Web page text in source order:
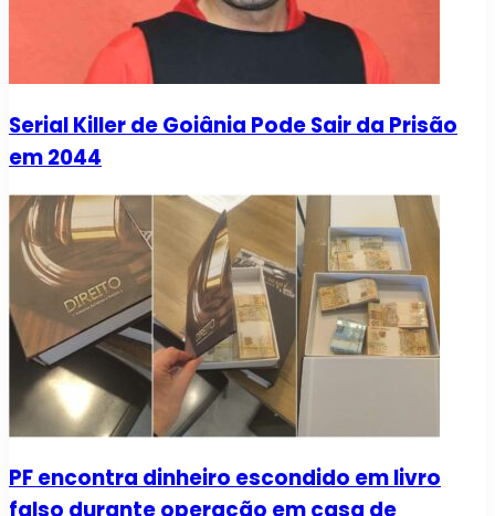
Serial Killer de Goiânia Pode Sair da Prisão
em 2044
PF encontra dinheiro escondido em livro